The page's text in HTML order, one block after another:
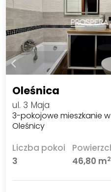
Oleśnica
ul. 3 Maja
3-pokojowe mieszkanie
Oleśnicy
Liczba pokoi
3
46,80 m2